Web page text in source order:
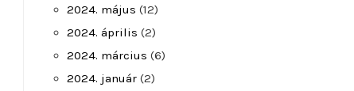
2024. május (12)
2024. április (2)
2024. március (6)
2024. január (2)